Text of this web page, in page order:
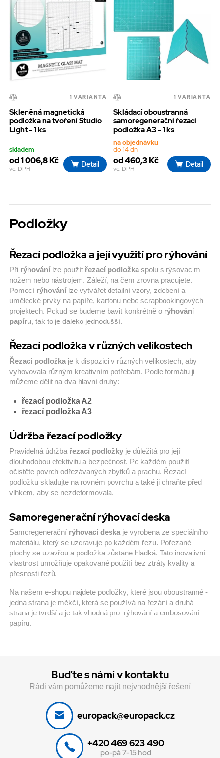
1 VARIANTA
Skleněná magnetická
podložka na tvoření Studio
Light - 1 ks
skladem
od 1 006,8 Kč
vč. DPH
Detail
1 VARIANTA
Skládací oboustranná
samoregenerační řezací
podložka A3 - 1 ks
na objednávku
do 14 dní
od 460,3 Kč
vč. DPH
Detail
Podložky
Řezací podložka a její využití pro rýhování
Při rýhování lze použít řezací podložkaspolu s rýsovacím
nožem nebo nástrojem. Záleží, na čem zrovna pracujete.
Pomocí rýhování lze vytvářet detailní vzory, zdobení a
umělecké prvky na papíře, kartonu nebo scrapbookingových
projektech. Pokud se budeme bavit konkrétně o rýhování
papíru, tak to je daleko jednodušší.
Řezací podložka v různých velikostech
Řezací podložka je k dispozici v různých velikostech, aby
vyhovovala různým kreativním potřebám. Podle formátu ji
můžeme dělit na dva hlavní druhy:
řezací podložka A2
řezací podložka A3
Údržba řezací podložky
Pravidelná údržba řezací podložky je důležitá pro její
dlouhodobou efektivitu a bezpečnost. Po každém použití
očistěte povrch odřezávaných zbytků a prachu. Řezací
podložku skladujte na rovném povrchu a také ji chraňte před
vlhkem, aby se nezdeformovala.
Samoregenerační rýhovací deska
Samoregenerační rýhovací deska je vyrobena ze speciálního
materiálu, který se uzdravuje po každém řezu. Pořezané
plochy se uzavřou a podložka zůstane hladká. Tato inovativní
vlastnost umožňuje opakované použití bez ztráty kvality a
přesnosti řezů.
Na našem e-shopu najdete podložky, které jsou oboustranné -
jedna strana je měkčí, která se používá na řezání a druhá
strana je tvrdší a je tak vhodná pro rýhování a embosování
papíru.
Buďte s námi v kontaktu
Rádi vám pomůžeme najít nejvhodnější řešení
europack@europack.cz
+420 469 623 490
po-pá 7-15 hod